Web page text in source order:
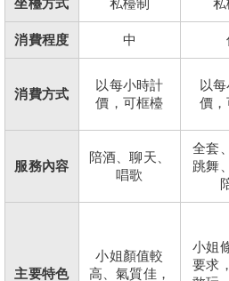
坐檯方式 私檯制 私
消費程度 中
消費方式
以每小時計
價，可框檯
以
價
服務內容
陪酒、聊天、
唱歌
全套
跳舞
主要特色
小姐顏值較
高、氣質佳，
小姐
要求